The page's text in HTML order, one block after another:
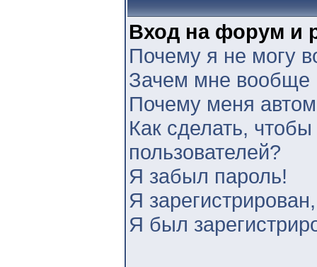
Вход на форум и
Почему я не могу
Зачем мне вообще
Почему меня
Как сделать,
пользователей?
Я забыл пароль!
Я
Я был